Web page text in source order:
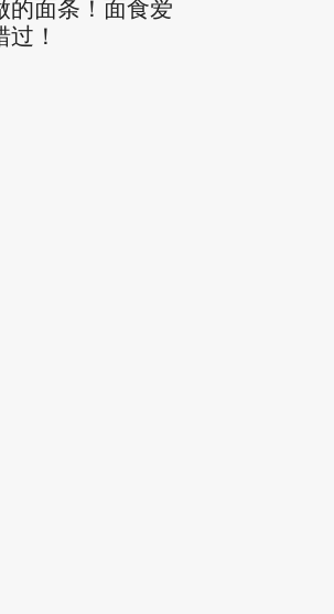
的面条！面食爱
！